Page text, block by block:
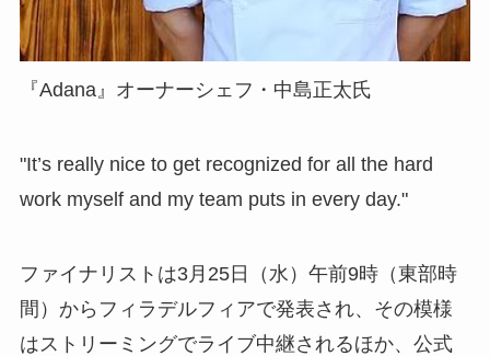
『Adana』オーナーシェフ・中島正太氏
"It’s really nice to get recognized for all the hard
work myself and my team puts in every day."
ファイナリストは3月25日（水）午前9時（東部時
間）からフィラデルフィアで発表され、その模様
はストリーミングでライブ中継されるほか、公式